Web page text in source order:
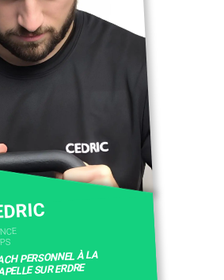
PERSONNEL À LA
SUR ERDRE